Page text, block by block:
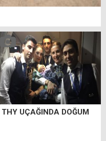
THY UÇAĞINDA DOĞUM